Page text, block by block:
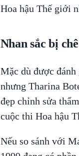
Hoa hậu Thế giới
Nhan sắc bị
Mặc dù được
nhưng Tharina
đẹp chỉnh sửa
cuộc thi Hoa hậu
Nếu so sánh với